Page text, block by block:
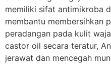
memiliki sifat antimikroba
membantu membersihkan
peradangan pada kulit
castor oil secara teratur,
jerawat dan mencegah